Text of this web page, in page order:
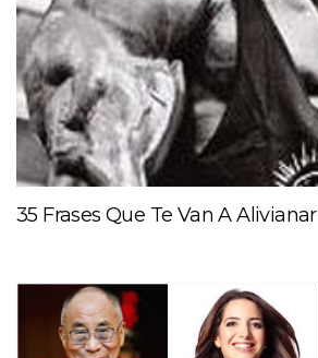
35 Frases Que Te Van A Alivianar